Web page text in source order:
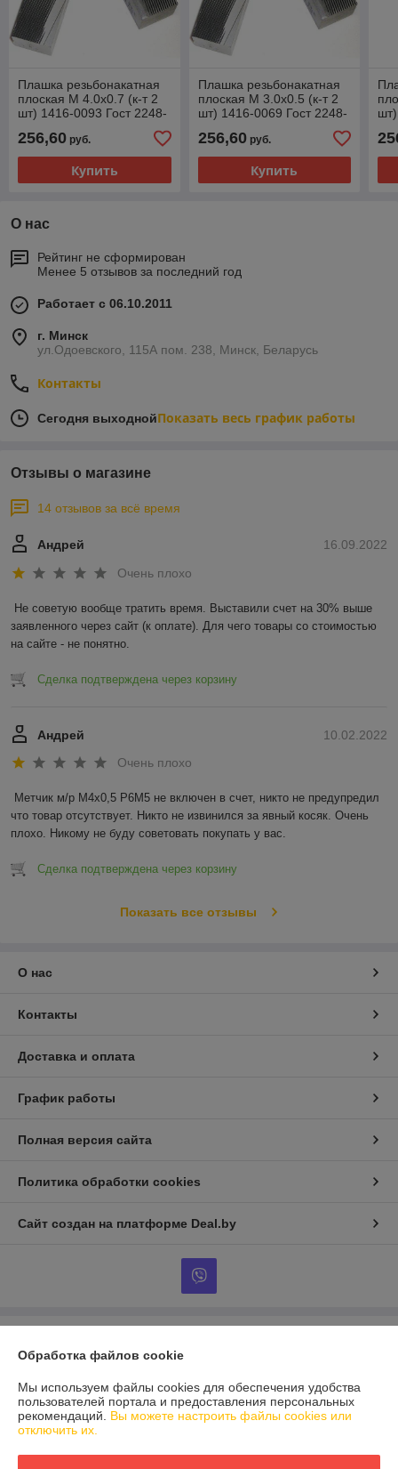
Плашка резьбонакатная
плоская М 4.0х0.7 (к-т 2
шт) 1416-0093 Гост 2248-
256,60 руб.
Купить
Плашка резьбонакатная
плоская М 3.0х0.5 (к-т 2
шт) 1416-0069 Гост 2248-
256,60руб.
Купить
О нас
Рейтинг не сформирован
Менее 5 отзывов за последний год
Работает с 06.10.2011
г. Минск
ул.Одоевского, 115А пом. 238, Минск, Беларусь
Контакты
Сегодня выходнойПоказать весь график работы
Отзывы о магазине
14 отзывов за всё время
16.09.2022
Андрей
Очень плохо
Не советую вообще тратить время. Выставили счет на 30% выше
заявленного через сайт (к оплате). Для чего товары со стоимостью
на сайте - не понятно.
Сделка подтверждена через корзину
10.02.2022
Андрей
Очень плохо
Метчик м/р М4х0,5 Р6М5 не включен в счет, никто не предупредил
что товар отсутствует. Никто не извинился за явный косяк. Очень
плохо. Никому не буду советовать покупать у вас.
Сделка подтверждена через корзину
Показать все отзывы
О нас
Контакты
Доставка и оплата
График работы
Полная версия сайта
Политика обработки cookies
Сайт создан на платформе Deal.by
220015, г. Минск, ул. Одоевского, 115а, пом. 238
Регистрационный номер ЕГР: 191543312
Обработка файлов cookie
Мы используем файлы cookies для обеспечения удобства
пользователей портала и предоставления персональных
рекомендаций. Вы можете настроить файлы cookies или
отключить их.